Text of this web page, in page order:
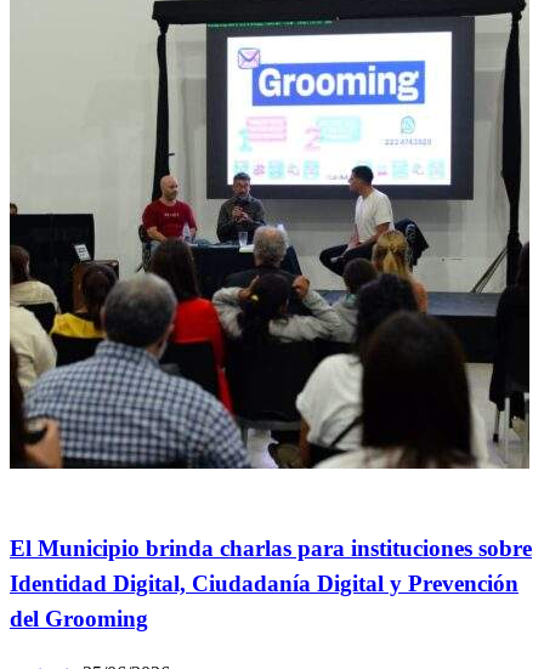
El Municipio brinda charlas para instituciones sobre
Identidad Digital, Ciudadanía Digital y Prevención
del Grooming